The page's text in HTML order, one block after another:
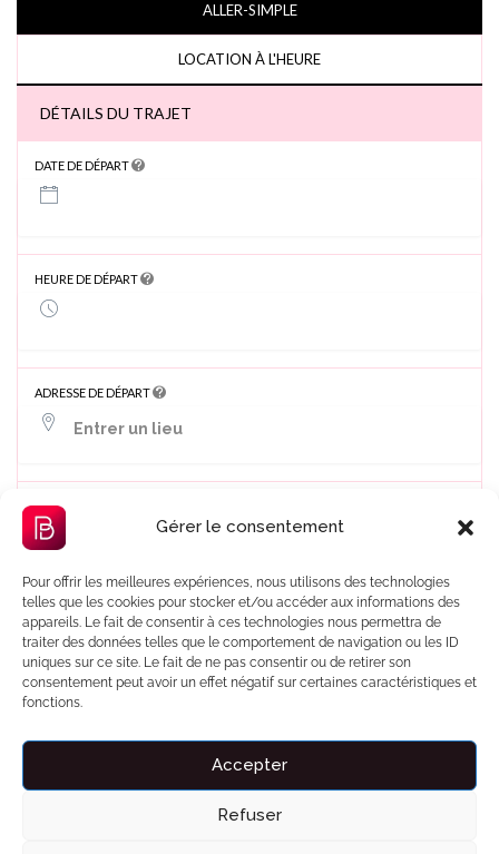
Gérer le consentement
Pour offrir les meilleures expériences, nous utilisons des technologies
telles que les cookies pour stocker et/ou accéder aux informations des
appareils. Le fait de consentir à ces technologies nous permettra de
traiter des données telles que le comportement de navigation ou les ID
uniques sur ce site. Le fait de ne pas consentir ou de retirer son
consentement peut avoir un effet négatif sur certaines caractéristiques et
fonctions.
Accepter
Refuser
ALLER-SIMPLE
LOCATION À L'HEURE
DÉTAILS DU TRAJET
DATE DE DÉPART
HEURE DE DÉPART
ADRESSE DE DÉPART
ADRESSE D'ARRIVÉE
TYPE DE COURSE
Aller Simple
NOMBRE DE PASSAGERS